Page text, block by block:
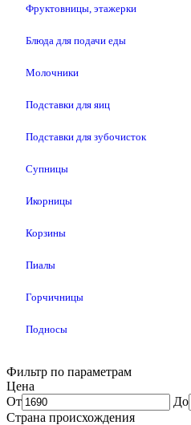
Фруктовницы, этажерки
Блюда для подачи еды
Молочники
Подставки для яиц
Подставки для зубочисток
Супницы
Икорницы
Корзины
Пиалы
Горчичницы
Подносы
Фильтр по параметрам
Цена
От
До
Страна происхождения